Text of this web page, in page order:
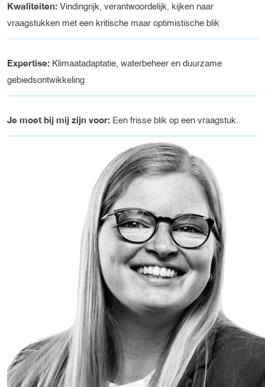
Kwaliteiten: Vindingrijk, verantwoordelijk, kijken naar
vraagstukken met een kritische maar optimistische blik
Expertise: Klimaatadaptatie, waterbeheer en duurzame
gebiedsontwikkeling
Je moet bij mij zijn voor: Een frisse blik op een vraagstuk.